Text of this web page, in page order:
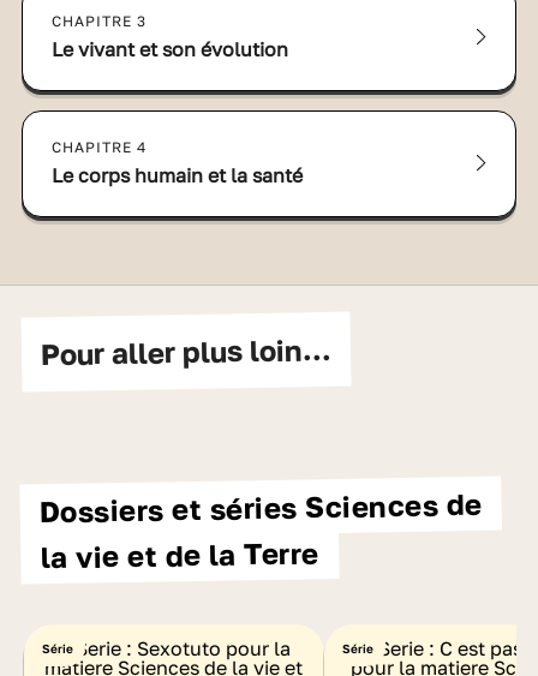
CHAPITRE 3
Le vivant et son évolution
CHAPITRE 4
Le corps humain et la santé
Pour aller plus loin...
Dossiers et séries Sciences de
la vie et de la Terre
Série Série